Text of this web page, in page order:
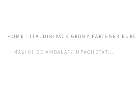
Contact
HOME ITALDIBIPACK GROUP PARTENER
MAȘINI DE AMBALAT/IMPACHETAT...